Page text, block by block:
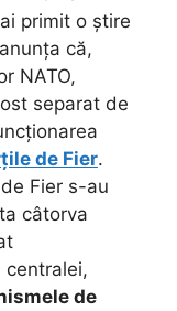
primit o știre
că,
NATO,
separat de
de Fier.
Fier s-au
câtorva
de